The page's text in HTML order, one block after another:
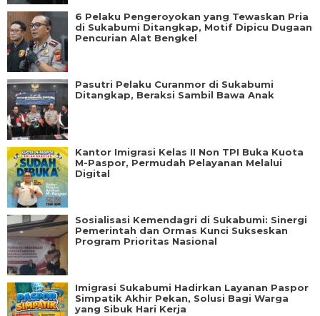
6 Pelaku Pengeroyokan yang Tewaskan Pria
di Sukabumi Ditangkap, Motif Dipicu Dugaan
Pencurian Alat Bengkel
Pasutri Pelaku Curanmor di Sukabumi
Ditangkap, Beraksi Sambil Bawa Anak
Kantor Imigrasi Kelas II Non TPI Buka Kuota
M-Paspor, Permudah Pelayanan Melalui
Digital
Sosialisasi Kemendagri di Sukabumi: Sinergi
Pemerintah dan Ormas Kunci Sukseskan
Program Prioritas Nasional
Imigrasi Sukabumi Hadirkan Layanan Paspor
Simpatik Akhir Pekan, Solusi Bagi Warga
yang Sibuk Hari Kerja